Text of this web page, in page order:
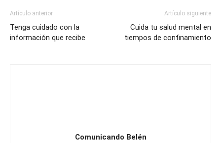
Artículo anterior
Tenga cuidado con la
información que recibe
Artículo siguiente
Cuida tu salud mental en
tiempos de confinamiento
Comunicando Belén